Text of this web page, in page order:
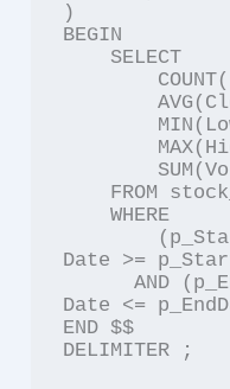
)
BEGIN
        AVG(Close) AS AvgClose,
    WHERE
Date >=
      AND (p_EndDate IS NULL OR
Date <=
END $$
DELIMITER ;